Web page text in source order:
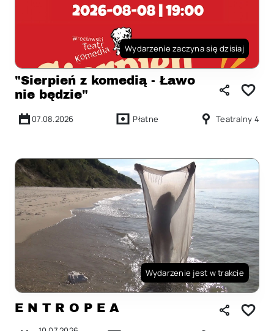
Wydarzenie zaczyna się dzisiaj
"Sierpień z komedią - Ławo
nie będzie"
07.08.2026 Płatne Teatralny 4
Wydarzenie jest w trakcie
E N T R O P E A